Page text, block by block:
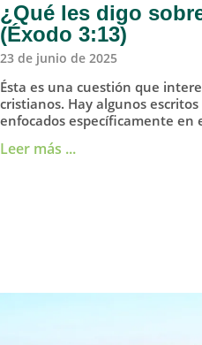
¿Qué les digo
(Éxodo 3:13)
23 de junio de 2025
Ésta es una cuestión que
cristianos. Hay algunos
enfocados específicamente en
Leer más ...